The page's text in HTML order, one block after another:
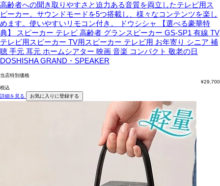
高齢者への聞き取りやすさと迫力ある音質を両立したテレビ用ス
ピーカー。サウンドモードを5つ搭載し、様々なコンテンツを楽し
めます。使いやすいリモコン付き。
ドウシシャ 【選べる豪華特
典】 スピーカー テレビ 高齢者 グランスピーカー GS-SP1 有線 TV
テレビ用スピーカー TV用スピーカー テレビ用 お年寄り シニア 補
聴 手元 耳元 ホームシアター 映画 音楽 コンパクト 敬老の日
DOSHISHA GRAND・SPEAKER
当店特別価格
¥29,700
税込
詳細を見る
お気に入りに登録する